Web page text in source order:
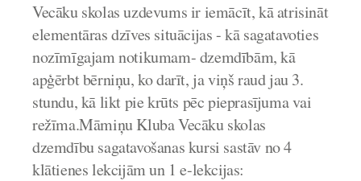
Vecāku skolas uzdevums ir iemācīt, kā atrisināt
elementāras dzīves situācijas - kā sagatavoties
nozīmīgajam notikumam- dzemdībām, kā
apģērbt bērniņu, ko darīt, ja viņš raud jau 3.
stundu, kā likt pie krūts pēc pieprasījuma vai
režīma.Māmiņu Kluba Vecāku skolas
dzemdību sagatavošanas kursi sastāv no 4
klātienes lekcijām un 1 e-lekcijas: